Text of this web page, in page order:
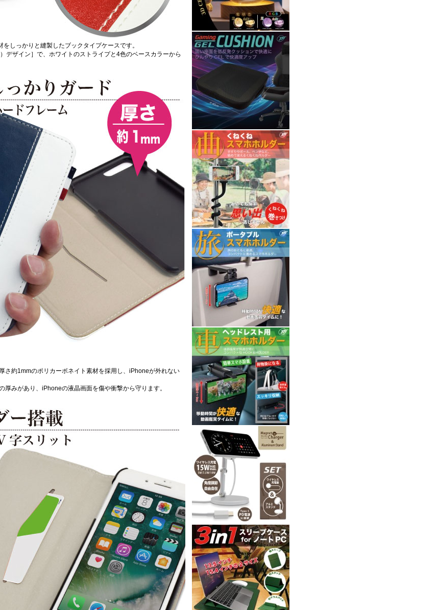
しっかりと縫製したブックタイプケースです。
デザイン］で、ホワイトのストライプと4色のベースカラーから
さ約1mmのポリカーボネイト素材を採用し、iPhoneが外れない
厚みがあり、iPhoneの液晶画面を傷や衝撃から守ります。